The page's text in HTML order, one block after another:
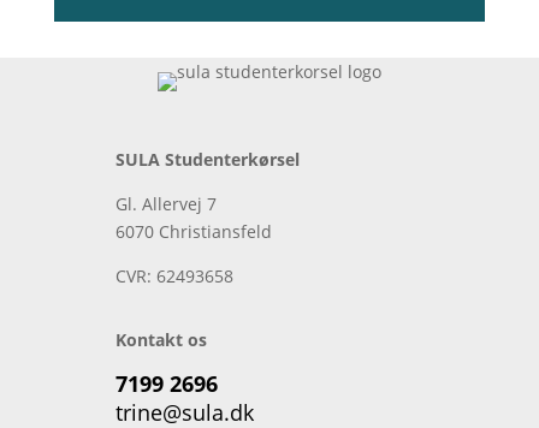
SULA Studenterkørsel
Gl. Allervej 7
6070 Christiansfeld
CVR:62493658
Kontakt os
7199 2696
trine@sula.dk